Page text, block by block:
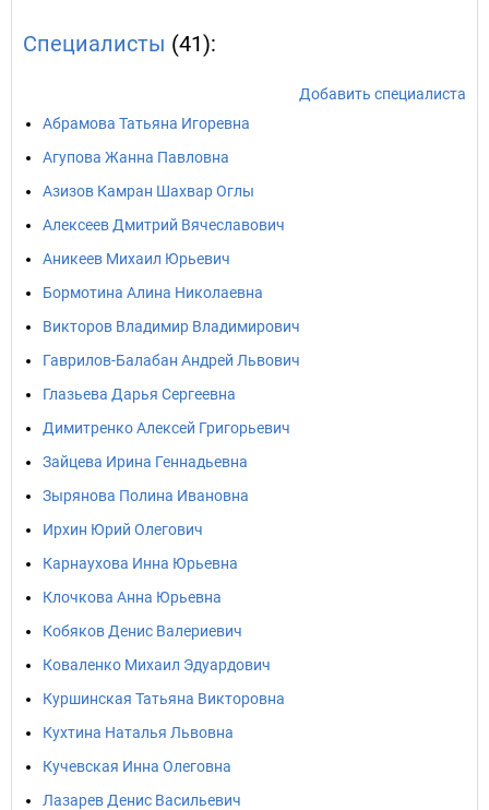
Специалисты (41):
Добавить специалиста
Абрамова Татьяна Игоревна
Агупова Жанна Павловна
Азизов Камран Шахвар Оглы
Алексеев Дмитрий Вячеславович
Аникеев Михаил Юрьевич
Бормотина Алина Николаевна
Викторов Владимир Владимирович
Гаврилов-Балабан Андрей Львович
Глазьева Дарья Сергеевна
Димитренко Алексей Григорьевич
Зайцева Ирина Геннадьевна
Зырянова Полина Ивановна
Ирхин Юрий Олегович
Карнаухова Инна Юрьевна
Клочкова Анна Юрьевна
Кобяков Денис Валериевич
Коваленко Михаил Эдуардович
Куршинская Татьяна Викторовна
Кухтина Наталья Львовна
Кучевская Инна Олеговна
Лазарев Денис Васильевич